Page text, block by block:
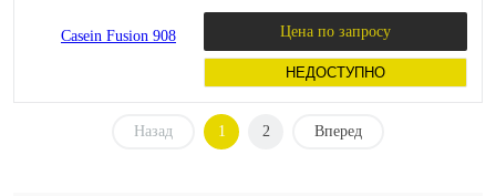
Цена по запросу
НЕДОСТУПНО
Назад 1 2 Вперед